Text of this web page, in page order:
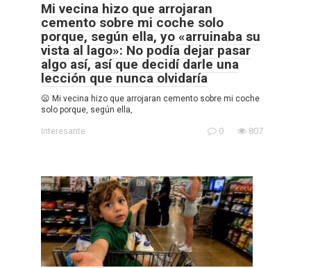
Mi vecina hizo que arrojaran
cemento sobre mi coche solo
porque, según ella, yo «arruinaba su
vista al lago»: No podía dejar pasar
algo así, así que decidí darle una
lección que nunca olvidaría
😦 Mi vecina hizo que arrojaran cemento sobre mi coche
solo porque, según ella,
Interesante 0 807